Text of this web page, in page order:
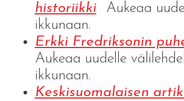
historiikki
Aukeaa
ikkunaan.
Erkki Fredriksonin
Aukeaa uudelle
ikkunaan.
Keskisuomalaisen